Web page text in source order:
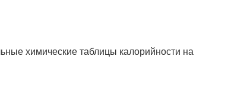
химические таблицы калорийности на